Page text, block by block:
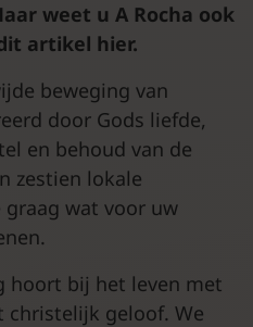
weet u A Rocha ook
artikel hier.
beweging van
door Gods liefde,
en behoud van de
zestien lokale
wat voor uw
hoort bij het leven met
christelijk geloof. We